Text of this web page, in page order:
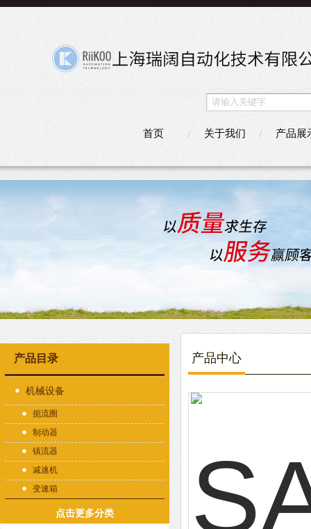
首页 关于我们 产品展
产品目录
机械设备
扼流圈
制动器
镇流器
减速机
变速箱
点击更多分类
产品中心